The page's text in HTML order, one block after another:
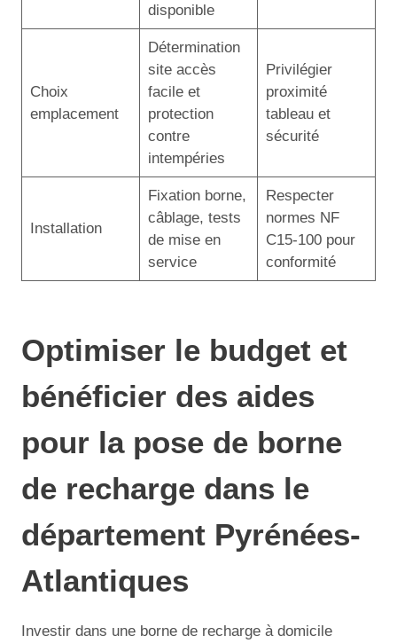
disponible
Choix
emplacement
Détermination
site accès
facile et
protection
contre
intempéries
Privilégier
proximité
tableau et
sécurité
Installation
Fixation borne,
câblage, tests
de mise en
service
Respecter
normes NF
C15-100 pour
conformité
Optimiser le budget et
bénéficier des aides
pour la pose de borne
de recharge dans le
département Pyrénées-
Atlantiques
Investir dans une borne de recharge à domicile